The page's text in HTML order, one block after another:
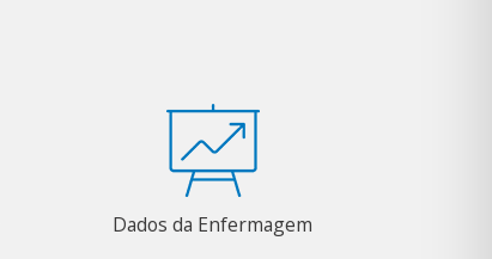
Dados da Enfermagem